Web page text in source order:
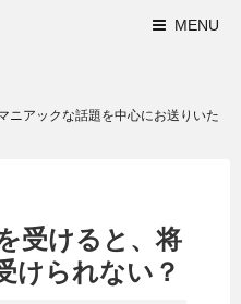
MENU
ニアックな話題を中心にお送りいた
受けると、将
けられない？